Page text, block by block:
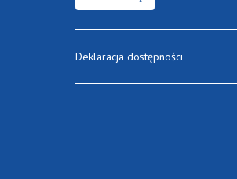
Deklaracja dostępności